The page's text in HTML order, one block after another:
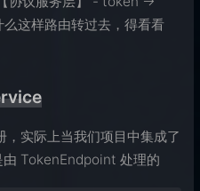
这样路由转过去，得看看
实际上当我们项目中集成了
TokenEndpoint 处理的